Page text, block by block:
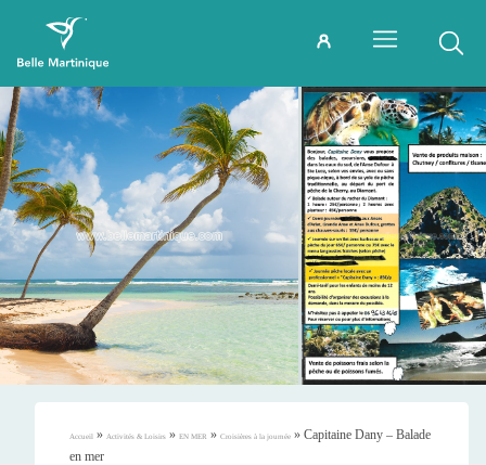
Accueil » Activités & Loisirs » EN MER » Croisières à la journée » Capitaine Dany – Balade
en mer